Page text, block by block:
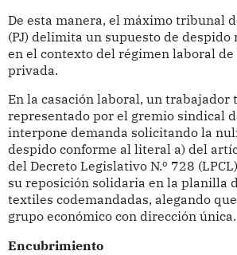
De esta manera, el máximo tribunal
(PJ) delimita un supuesto de
en el contexto del régimen laboral
privada.
En la casación laboral, un trabajador
representado por el gremio sindical
interpone demanda solicitando la
despido conforme al literal a) del
del Decreto Legislativo N.º 728
su reposición solidaria en la planilla
textiles codemandadas, alegando
grupo económico con dirección única.
Encubrimiento